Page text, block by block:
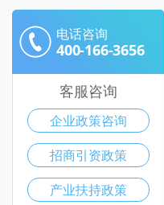
电话咨询
400-166-3656
客服咨询
企业政策咨询
招商引资政策
产业扶持政策